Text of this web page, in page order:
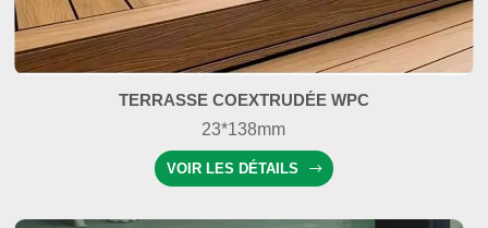
TERRASSE COEXTRUDÉE WPC
23*138mm
VOIR LES DÉTAILS